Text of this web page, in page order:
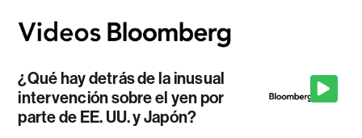
¿Qué hay detrás de la inusual
intervención sobre el yen por
parte de EE. UU. y Japón?